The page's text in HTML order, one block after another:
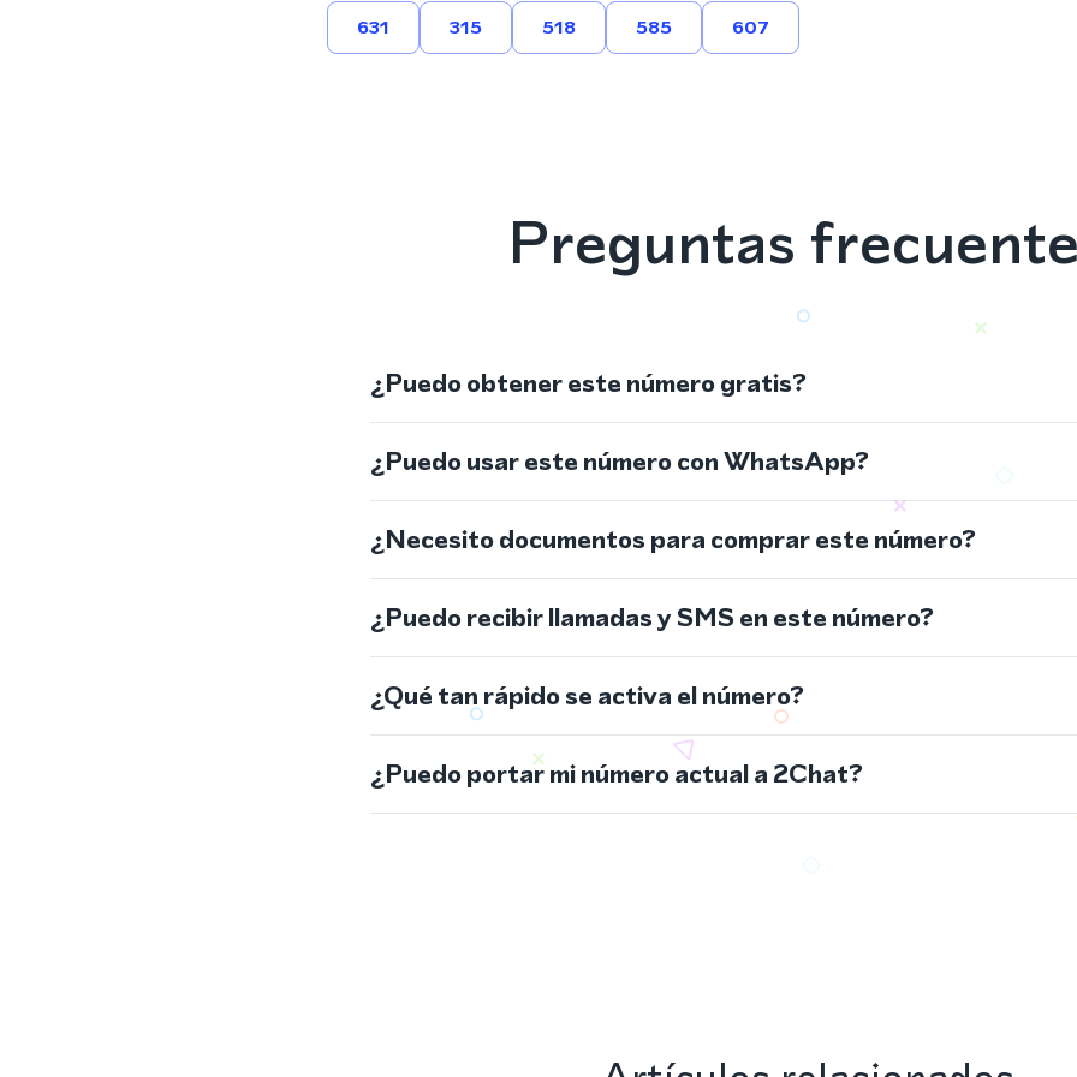
631 315 518 585 607
Preguntas
¿Puedo obtener este número gratis?
¿Puedo usar este número con WhatsApp?
¿Necesito documentos para comprar este número?
¿Puedo recibir llamadas y SMS en este número?
¿Qué tan rápido se activa el número?
¿Puedo portar mi número actual a 2Chat?